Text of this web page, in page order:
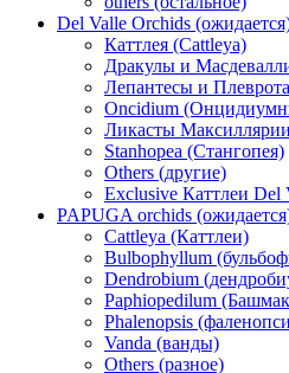
Del Valle Orchids
Каттлея (Cattleya)
Дракулы и
Лепантесы и
Oncidium
Ликасты Максиллярии
Stanhopea (Стангопея)
Others (другие)
Exclusive Каттлеи Del
PAPUGA orchids
Cattleya (Каттлеи)
Bulbophyllum
Dendrobium
Paphiopedilum
Phalenopsis
Vanda (ванды)
Others (разное)